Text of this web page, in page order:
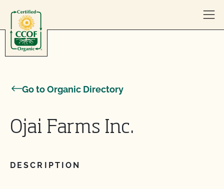
Go to Organic Directory
Ojai Farms Inc.
DESCRIPTION